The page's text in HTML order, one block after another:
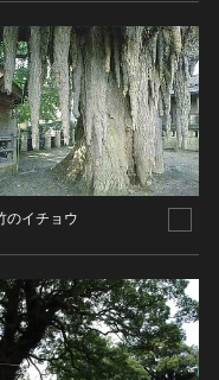
のイチョウ
承）
変禁止）
（著作権あり-
USE
的の利用可）
USE
目的の利用可）
UNLOCATABLE
り-著作権者不明）
入力情報をクリア